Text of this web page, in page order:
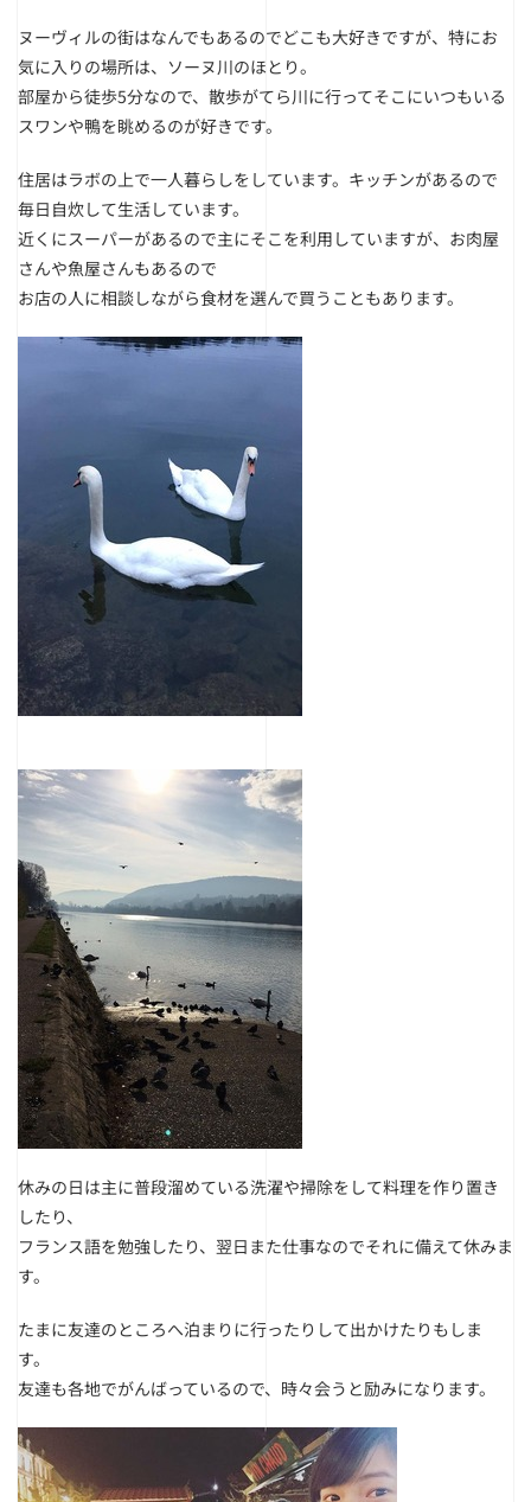
ヌーヴィルの街はなんでもあるのでどこも大好きですが、特にお
気に入りの場所は、ソーヌ川のほとり。
部屋から徒歩5分なので、散歩がてら川に行ってそこにいつもいる
スワンや鴨を眺めるのが好きです。
住居はラボの上で一人暮らしをしています。キッチンがあるので
毎日自炊して生活しています。
近くにスーパーがあるので主にそこを利用していますが、お肉屋
さんや魚屋さんもあるので
お店の人に相談しながら食材を選んで買うこともあります。
休みの日は主に普段溜めている洗濯や掃除をして料理を作り置き
したり、
フランス語を勉強したり、翌日また仕事なのでそれに備えて休みま
す。
たまに友達のところへ泊まりに行ったりして出かけたりもしま
す。
友達も各地でがんばっているので、時々会うと励みになります。